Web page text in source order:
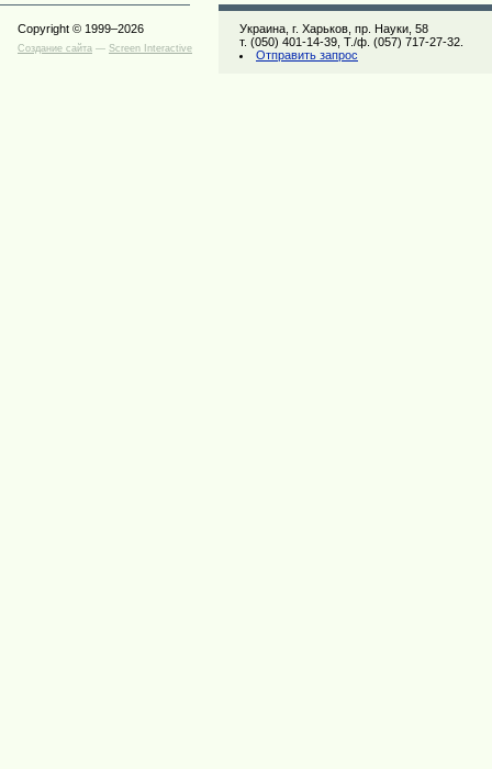
Copyright © 1999–2026
Создание сайта — Screen Interactive
Украина, г. Харьков, пр. Науки, 58
т. (050) 401-14-39, Т./ф. (057) 717-27-32.
Отправить запрос